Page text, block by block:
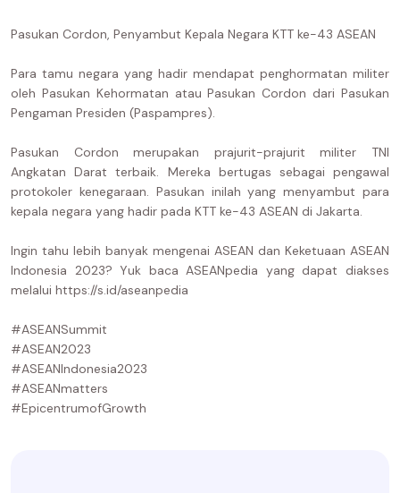
Pasukan Cordon, Penyambut Kepala Negara KTT ke-43 ASEAN
Para tamu negara yang hadir mendapat penghormatan militer
oleh Pasukan Kehormatan atau Pasukan Cordon dari Pasukan
Pengaman Presiden (Paspampres).
Pasukan Cordon merupakan prajurit-prajurit militer TNI
Angkatan Darat terbaik. Mereka bertugas sebagai pengawal
protokoler kenegaraan. Pasukan inilah yang menyambut para
kepala negara yang hadir pada KTT ke-43 ASEAN di Jakarta.
Ingin tahu lebih banyak mengenai ASEAN dan Keketuaan ASEAN
Indonesia 2023? Yuk baca ASEANpedia yang dapat diakses
melalui https://s.id/aseanpedia
#ASEANSummit
#ASEAN2023
#ASEANIndonesia2023
#ASEANmatters
#EpicentrumofGrowth